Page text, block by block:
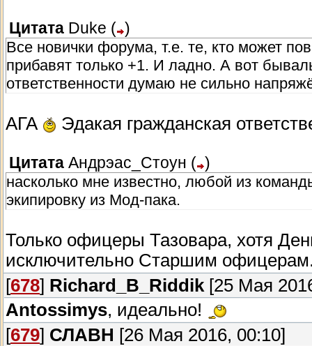
Цитата Duke ( )
Все новички форума, т.е. те, кто может
прибавят только +1. И ладно. А вот
ответственности думаю не сильно
АГА Эдакая гражданская
Цитата Андрэас_Стоун ( )
насколько мне известно, любой из
экипировку из Мод-пака.
Только офицеры Тазовара, хотя
исключительно Старшим
[678] Richard_B_Riddik [25 Мая
Antossimys, идеально!
[679] СЛАВН [26 Мая 2016, 00:10]